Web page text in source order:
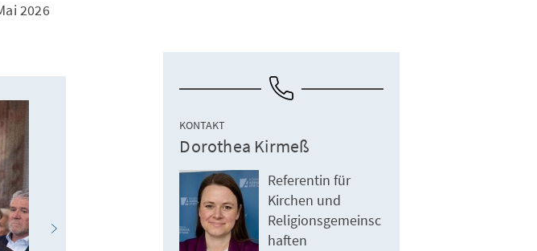
2026
KONTAKT
Dorothea Kirmeß
Referentin für
Kirchen und
Religionsgemeinsc
haften